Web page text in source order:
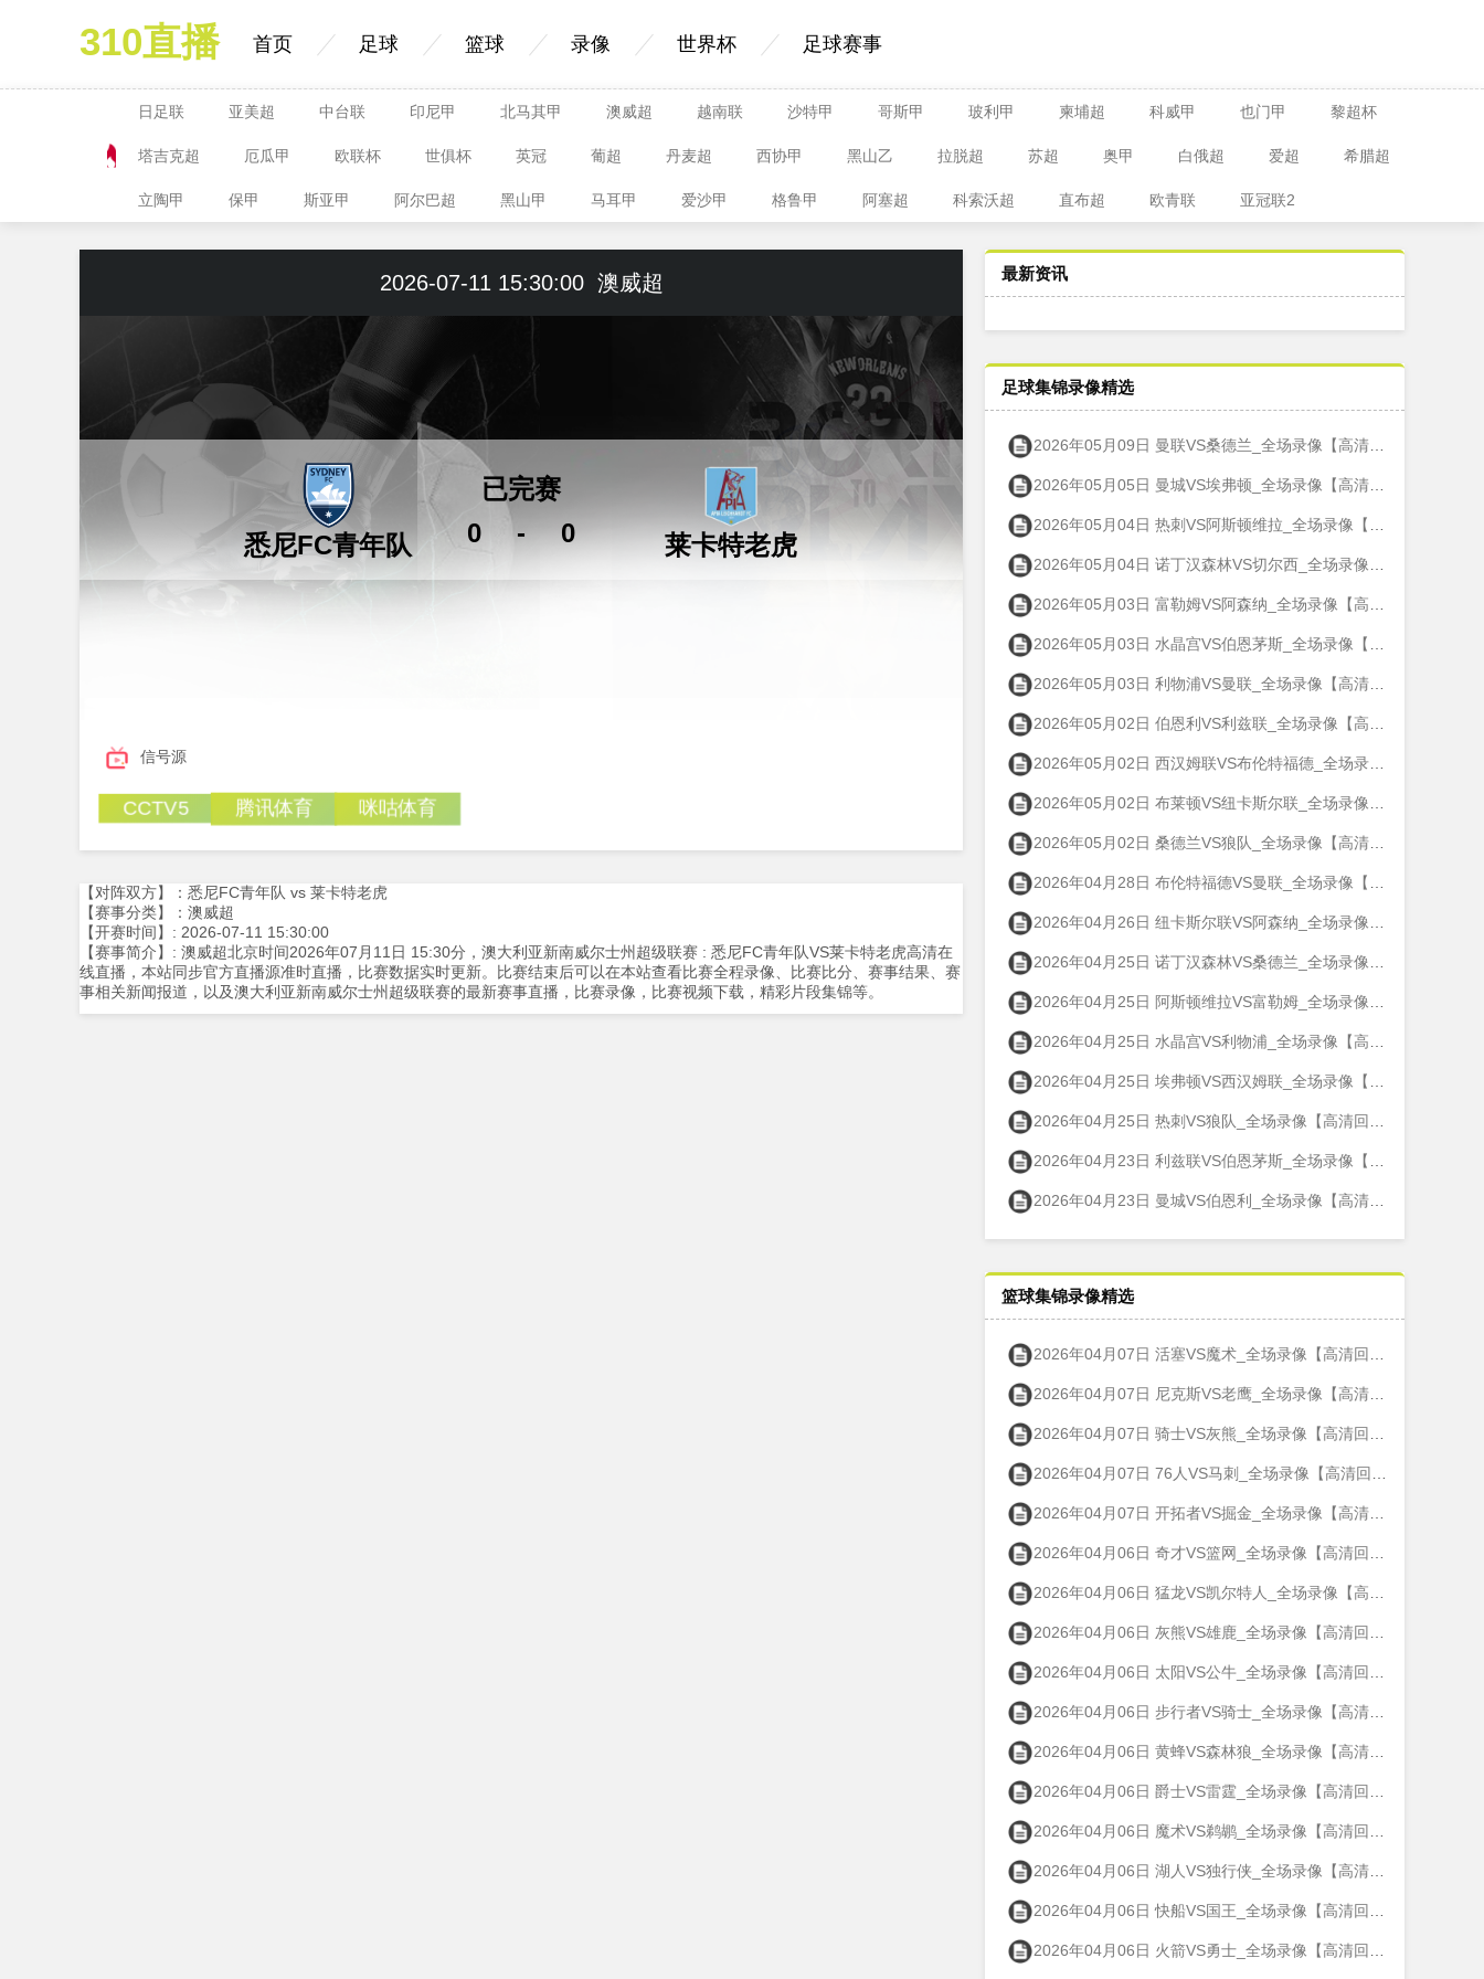
310直播 首页 足球 篮球 录像 世界杯 足球赛事
日足联 亚美超 中台联 印尼甲 北马其甲 澳威超 越南联 沙特甲 哥斯甲 玻利甲 柬埔超 科威甲 也门甲 黎超杯
塔吉克超 厄瓜甲 欧联杯 世俱杯 英冠 葡超 丹麦超 西协甲 黑山乙 拉脱超 苏超 奥甲 白俄超 爱超 希腊超
立陶甲 保甲 斯亚甲 阿尔巴超 黑山甲 马耳甲 爱沙甲 格鲁甲 阿塞超 科索沃超 直布超 欧青联 亚冠联2
2026-07-11 15:30:00 澳威超
悉尼FC青年队 0 - 0
已完赛
莱卡特老虎
信号源
CCTV5 腾讯体育 咪咕体育
【对阵双方】：悉尼FC青年队 vs 莱卡特老虎
【赛事分类】：澳威超
【开赛时间】: 2026-07-11 15:30:00
【赛事简介】: 澳威超北京时间2026年07月11日 15:30分，澳大利亚新南威尔士州超级联赛 : 悉尼FC青年队VS莱卡特老虎高清在
线直播，本站同步官方直播源准时直播，比赛数据实时更新。比赛结束后可以在本站查看比赛全程录像、比赛比分、赛事结果、赛
事相关新闻报道，以及澳大利亚新南威尔士州超级联赛的最新赛事直播，比赛录像，比赛视频下载，精彩片段集锦等。
最新资讯
足球集锦录像精选
2026年05月09日 曼联VS桑德兰_全场录像【高清回放】
2026年05月05日 曼城VS埃弗顿_全场录像【高清回放】
2026年05月04日 热刺VS阿斯顿维拉_全场录像【高清回放】
2026年05月04日 诺丁汉森林VS切尔西_全场录像【高清回放】
2026年05月03日 富勒姆VS阿森纳_全场录像【高清回放】
2026年05月03日 水晶宫VS伯恩茅斯_全场录像【高清回放】
2026年05月03日 利物浦VS曼联_全场录像【高清回放】
2026年05月02日 伯恩利VS利兹联_全场录像【高清回放】
2026年05月02日 西汉姆联VS布伦特福德_全场录像【高清回放】
2026年05月02日 布莱顿VS纽卡斯尔联_全场录像【高清回放】
2026年05月02日 桑德兰VS狼队_全场录像【高清回放】
2026年04月28日 布伦特福德VS曼联_全场录像【高清回放】
2026年04月26日 纽卡斯尔联VS阿森纳_全场录像【高清回放】
2026年04月25日 诺丁汉森林VS桑德兰_全场录像【高清回放】
2026年04月25日 阿斯顿维拉VS富勒姆_全场录像【高清回放】
2026年04月25日 水晶宫VS利物浦_全场录像【高清回放】
2026年04月25日 埃弗顿VS西汉姆联_全场录像【高清回放】
2026年04月25日 热刺VS狼队_全场录像【高清回放】
2026年04月23日 利兹联VS伯恩茅斯_全场录像【高清回放】
2026年04月23日 曼城VS伯恩利_全场录像【高清回放】
篮球集锦录像精选
2026年04月07日 活塞VS魔术_全场录像【高清回放】
2026年04月07日 尼克斯VS老鹰_全场录像【高清回放】
2026年04月07日 骑士VS灰熊_全场录像【高清回放】
2026年04月07日 76人VS马刺_全场录像【高清回放】
2026年04月07日 开拓者VS掘金_全场录像【高清回放】
2026年04月06日 奇才VS篮网_全场录像【高清回放】
2026年04月06日 猛龙VS凯尔特人_全场录像【高清回放】
2026年04月06日 灰熊VS雄鹿_全场录像【高清回放】
2026年04月06日 太阳VS公牛_全场录像【高清回放】
2026年04月06日 步行者VS骑士_全场录像【高清回放】
2026年04月06日 黄蜂VS森林狼_全场录像【高清回放】
2026年04月06日 爵士VS雷霆_全场录像【高清回放】
2026年04月06日 魔术VS鹈鹕_全场录像【高清回放】
2026年04月06日 湖人VS独行侠_全场录像【高清回放】
2026年04月06日 快船VS国王_全场录像【高清回放】
2026年04月06日 火箭VS勇士_全场录像【高清回放】